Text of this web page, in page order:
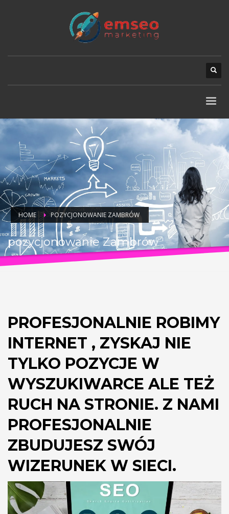
HOME POZYCJONOWANIE ZAMBRÓW
pozycjonowanie Zambrów
PROFESJONALNIE ROBIMY
INTERNET , ZYSKAJ NIE
TYLKO POZYCJE W
WYSZUKIWARCE ALE TEŻ
RUCH NA STRONIE. Z NAMI
PROFESJONALNIE
ZBUDUJESZ SWÓJ
WIZERUNEK W SIECI.